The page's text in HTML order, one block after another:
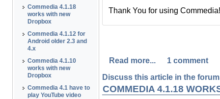
Commedia 4.1.18
works with new
Dropbox
Commedia 4.1.12 for
Android older 2.3 and
4.x
Commedia 4.1.10
works with new
Dropbox
Commedia 4.1 have to
play YouTube video
Thank You for using Commedia!
Спасибо Вам за поддержку
Read more...
1 comment
Discuss this article in the
COMMEDIA 4.1.18